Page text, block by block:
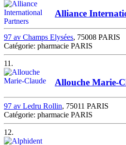
Alliance
97 av Champs Elysées, 75008 PARIS
Catégorie: pharmacie PARIS
11.
Allouche Marie-
97 av Ledru Rollin, 75011 PARIS
Catégorie: pharmacie PARIS
12.